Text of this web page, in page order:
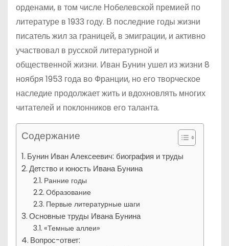
орденами, в том числе Нобелевской премией по
литературе в 1933 году. В последние годы жизни
писатель жил за границей, в эмиграции, и активно
участвовал в русской литературной и
общественной жизни. Иван Бунин ушел из жизни 8
ноября 1953 года во Франции, но его творческое
наследие продолжает жить и вдохновлять многих
читателей и поклонников его таланта.
Содержание
Бунин Иван Алексеевич: биография и труды
Детство и юность Ивана Бунина
Ранние годы
Образование
Первые литературные шаги
Основные труды Ивана Бунина
«Темные аллеи»
Вопрос-ответ: